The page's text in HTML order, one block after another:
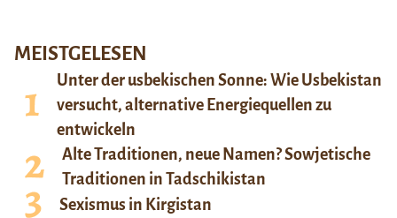
MEISTGELESEN
Unter der usbekischen Sonne: Wie Usbekistan
versucht, alternative Energiequellen zu
entwickeln
Alte Traditionen, neue Namen? Sowjetische
Traditionen in Tadschikistan
Sexismus in Kirgistan